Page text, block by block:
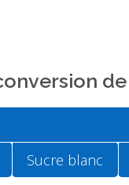
Sucre blanc